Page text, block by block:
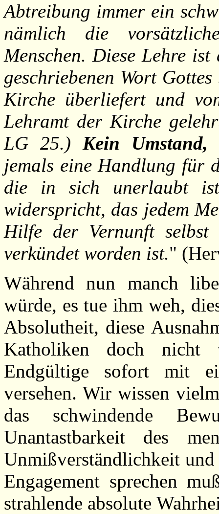
Abtreibung immer ein
nämlich die
Menschen. Diese Lehre
geschriebenen Wort
Kirche überliefert und
Lehramt der Kirche
LG 25.) Kein Umstand,
jemals eine Handlung für
die in sich unerlaubt
widerspricht, das jedem
Hilfe der Vernunft
verkündet worden ist."
Während nun manch
würde, es tue ihm weh,
Absolutheit, diese
Katholiken doch nicht
Endgültige sofort mit
versehen. Wir wissen
das schwindende
Unantastbarkeit des
Unmißverständlichkeit
Engagement sprechen
strahlende absolute